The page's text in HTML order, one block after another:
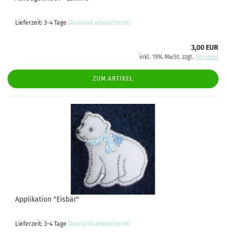
Lieferzeit: 3-4 Tage (Ausland abweichend)
3,00 EUR
inkl. 19% MwSt. zzgl. Versand
ZUM ARTIKEL
Applikation "Eisbär"
Lieferzeit: 3-4 Tage (Ausland abweichend)